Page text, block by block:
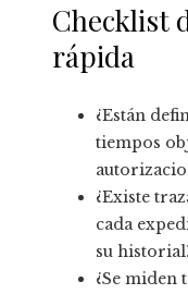
Checklist
rápida
¿Están
tiempos
¿Existe
cada
su
¿Se miden